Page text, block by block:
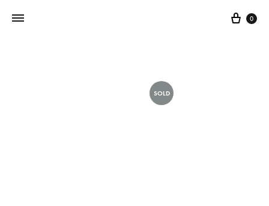
0
SOLD